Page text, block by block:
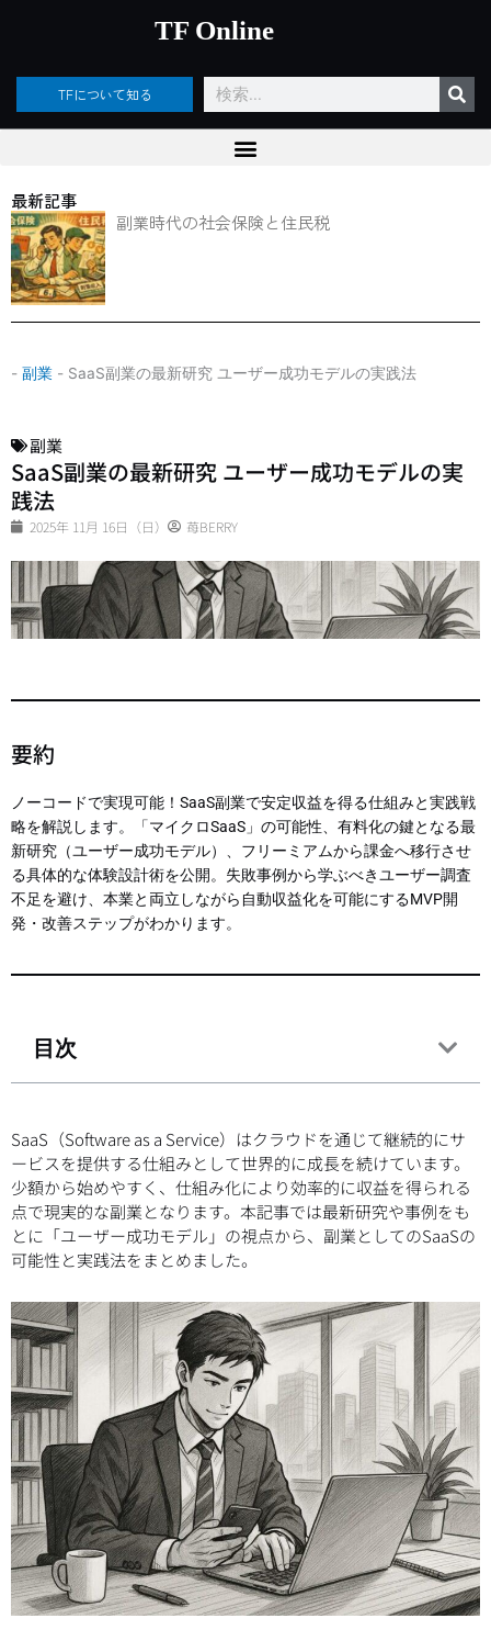
ッ
TF Online
TFについて知る
検
索
最新記事
副業時代の社会保険と住民税
- 副業 - SaaS副業の最新研究 ユーザー成功モデルの実践法
副業
SaaS副業の最新研究 ユーザー成功モデルの実
践法
2025年 11月 16日（日） 苺BERRY
要約
ノーコードで実現可能！SaaS副業で安定収益を得る仕組みと実践戦
略を解説します。「マイクロSaaS」の可能性、有料化の鍵となる最
新研究（ユーザー成功モデル）、フリーミアムから課金へ移行させ
る具体的な体験設計術を公開。失敗事例から学ぶべきユーザー調査
不足を避け、本業と両立しながら自動収益化を可能にするMVP開
発・改善ステップがわかります。
目次
SaaS（Software as a Service）はクラウドを通じて継続的にサ
ービスを提供する仕組みとして世界的に成長を続けています。
少額から始めやすく、仕組み化により効率的に収益を得られる
点で現実的な副業となります。本記事では最新研究や事例をも
とに「ユーザー成功モデル」の視点から、副業としてのSaaSの
可能性と実践法をまとめました。